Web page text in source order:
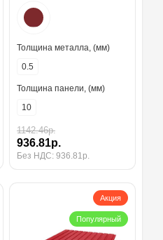
Толщина металла, (мм)
0.5
Толщина панели, (мм)
10
1142.46р.
936.81р.
Без НДС: 936.81р.
Акция
Популярный